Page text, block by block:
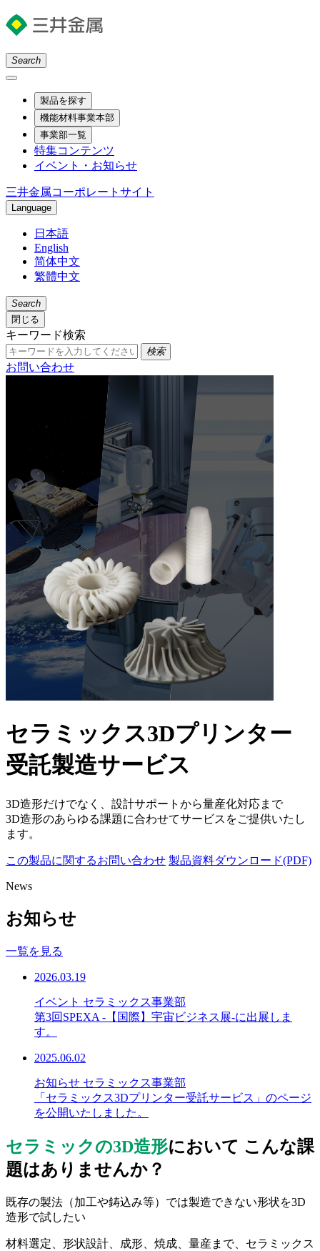
Search
製品を探す
機能材料事業本部
事業部一覧
特集コンテンツ
イベント・お知らせ
三井金属コーポレートサイト
Language
日本語
English
简体中文
繁體中文
Search
閉じる
キーワード検索
検索
お問い合わせ
セラミックス3Dプリンター
受託製造サービス
3D造形だけでなく、設計サポートから量産化対応まで
3D造形のあらゆる課題に合わせてサービスをご提供いたし
ます。
この製品に関するお問い合わせ 製品資料ダウンロード(PDF)
News
お知らせ
一覧を見る
2026.03.19
イベント セラミックス事業部
第3回SPEXA -【国際】宇宙ビジネス展-に出展しま
す。
2025.06.02
お知らせ セラミックス事業部
「セラミックス3Dプリンター受託サービス」のページ
を公開いたしました。
セラミックの3D造形において こんな課
題はありませんか？
既存の製法（加工や鋳込み等）では製造できない形状を3D
造形で試したい
材料選定、形状設計、成形、焼成、量産まで、セラミックス